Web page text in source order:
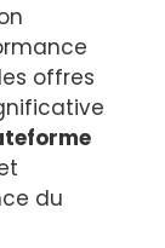
offres
du